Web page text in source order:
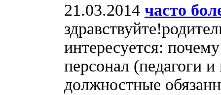
21.03.2014 часто
интересуется:
персонал (педагоги
должностные